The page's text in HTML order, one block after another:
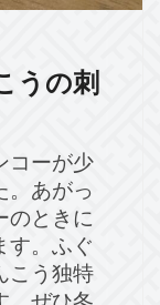
うの刺
コーが少
。あがっ
のときに
す。ふぐ
こう独特